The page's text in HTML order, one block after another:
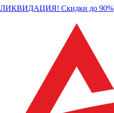
ЛИКВИДАЦИЯ! Скидки до 90%